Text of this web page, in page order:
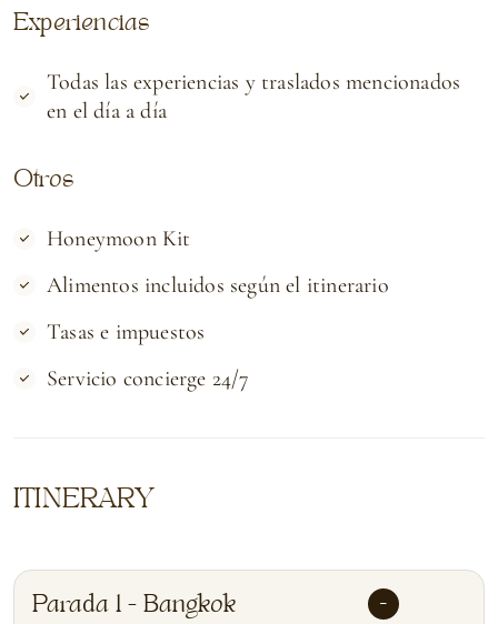
Experiencias
Todas las experiencias y traslados mencionados
en el día a día
Otros
Honeymoon Kit
Alimentos incluidos según el itinerario
Tasas e impuestos
Servicio concierge 24/7
ITINERARY
Parada 1 - Bangkok